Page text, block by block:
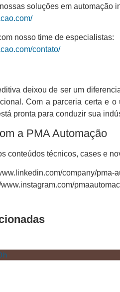
soluções em automação
nosso time de especialistas:
contato/
deixou de ser um
Com a parceria certa e
pronta para conduzir sua
a PMA Automação
conteúdos técnicos, cases e
company/pma-
www.instagram.com/